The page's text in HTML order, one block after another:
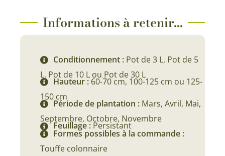
Informations à retenir...
Conditionnement : Pot de 3 L, Pot de 5
L, Pot de 10 L ou Pot de 30 L
Hauteur : 60-70 cm, 100-125 cm ou 125-
150 cm
Période de plantation : Mars, Avril, Mai,
Septembre, Octobre, Novembre
Feuillage : Persistant
Formes possibles à la commande :
Touffe colonnaire